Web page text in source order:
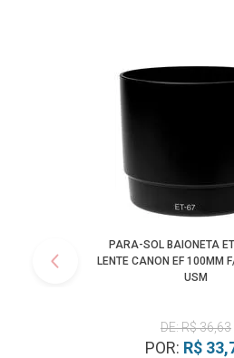
PARA-SOL BAIONETA
LENTE CANON EF 100MM
USM
DE: R$ 36,63
POR: R$